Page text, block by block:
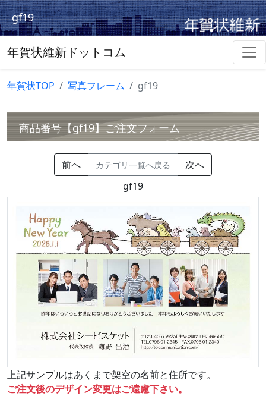
gf19
年賀状維新ドットコム
年賀状TOP 写真フレーム gf19
商品番号【gf19】ご注文フォーム
前へ カテゴリ一覧へ戻る
次へ
gf19
上記サンプルはあくまで架空の名前と住所です。
ご注文後のデザイン変更はご遠慮下さい。